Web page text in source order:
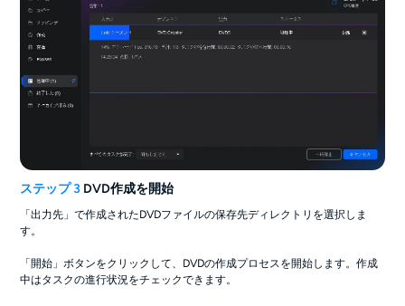
ステップ 3 DVD作成を開始
「出力先」で作成されたDVDファイルの保存先ディレクトリを選択しま
す。
「開始」ボタンをクリックして、DVDの作成プロセスを開始します。作成
中はタスクの進行状況をチェックできます。